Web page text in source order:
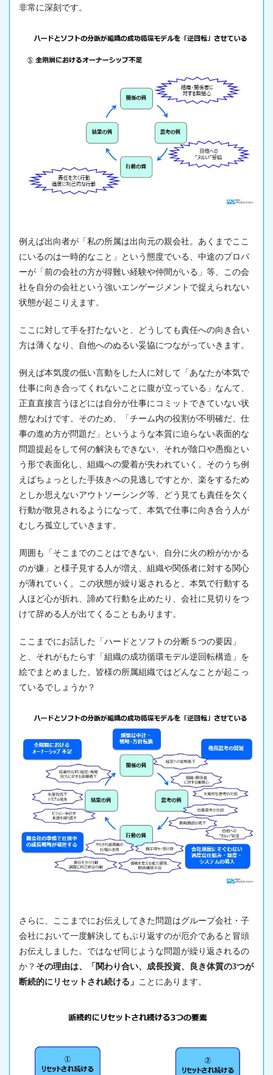
非常に深刻です。
例えば出向者が「私の所属は出向元の親会社。あくまでここ
にいるのは一時的なこと」という態度でいる、中途のプロパ
ーが「前の会社の方が得難い経験や仲間がいる」等、この会
社を自分の会社という強いエンゲージメントで捉えられない
状態が起こりえます。
ここに対して手を打たないと、どうしても責任への向き合い
方は薄くなり、自他へのぬるい妥協につながっていきます。
例えば本気度の低い言動をした人に対して「あなたが本気で
仕事に向き合ってくれないことに腹が立っている」なんて、
正直直接言うほどには自分が仕事にコミットできていない状
態なわけです。そのため、「チーム内の役割が不明確だ、仕
事の進め方が問題だ」というような本質に迫らない表面的な
問題提起をして何の解決もできない、それが陰口や愚痴とい
う形で表面化し、組織への愛着が失われていく。そのうち例
えばちょっとした手抜きへの見逃しですとか、楽をするため
としか思えないアウトソーシング等、どう見ても責任を欠く
行動が散見されるようになって、本気で仕事に向き合う人が
むしろ孤立していきます。
周囲も「そこまでのことはできない、自分に火の粉がかかる
のが嫌」と様子見する人が増え、組織や関係者に対する関心
が薄れていく。この状態が繰り返されると、本気で行動する
人ほど心が折れ、諦めて行動を止めたり、会社に見切りをつ
けて辞める人が出てくることもあります。
ここまでにお話した「ハードとソフトの分断５つの要因」
と、それがもたらす「組織の成功循環モデル逆回転構造」を
絵でまとめました。皆様の所属組織ではどんなことが起こっ
ているでしょうか？
さらに、ここまでにお伝えしてきた問題はグループ会社・子
会社において一度解決してもぶり返すのが厄介であると冒頭
お伝えしました。ではなぜ同じような問題が繰り返されるの
か？ その理由は、「関わり合い、成長投資、良き体質の3つが
断続的にリセットされ続ける」 ことにあります。